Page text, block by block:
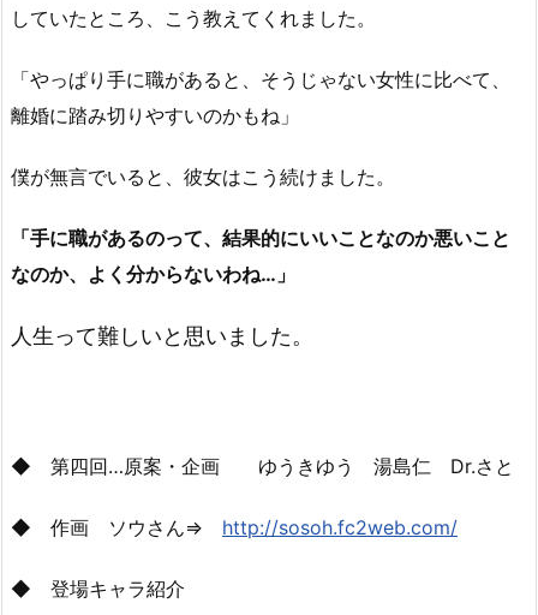
していたところ、こう教えてくれました。
「やっぱり手に職があると、そうじゃない女性に比べて、
離婚に踏み切りやすいのかもね」
僕が無言でいると、彼女はこう続けました。
「手に職があるのって、結果的にいいことなのか悪いこと
なのか、よく分からないわね…」
人生って難しいと思いました。
◆ 第四回…原案・企画 ゆうきゆう 湯島仁 Dr.さと
◆ 作画 ソウさん⇒ http://sosoh.fc2web.com/
◆ 登場キャラ紹介